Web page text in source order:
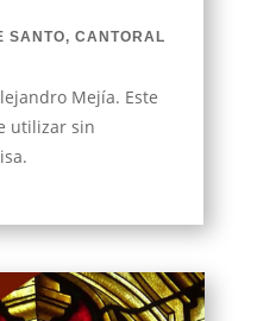
SANTO, CANTORAL
Mejía. Este
utilizar sin